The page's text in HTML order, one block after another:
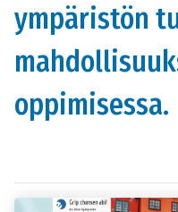
ympäristön
oppimisessa.